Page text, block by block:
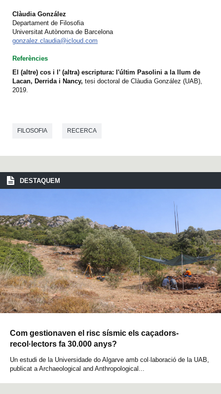
Clàudia González
Departament de Filosofia
Universitat Autònoma de Barcelona
gonzalez.claudia@icloud.com
Referències
El (altre) cos i l’ (altra) escriptura: l'últim Pasolini a la llum de
Lacan, Derrida i Nancy, tesi doctoral de Clàudia González (UAB),
2019.
FILOSOFIA RECERCA
DESTAQUEM
Com gestionaven el risc sísmic els caçadors-
recol·lectors fa 30.000 anys?
Un estudi de la Universidade do Algarve amb col·laboració de la UAB,
publicat a Archaeological and Anthropological...